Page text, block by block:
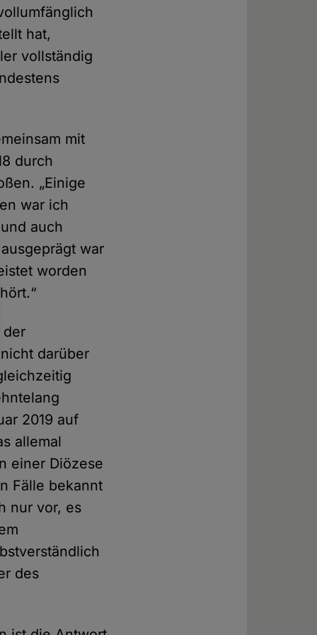
hat,
vollständig
mit
durch
„Einige
war ich
auch
war
worden
der
darüber
2019 auf
allemal
einer Diözese
Fälle bekannt
nur vor, es
des